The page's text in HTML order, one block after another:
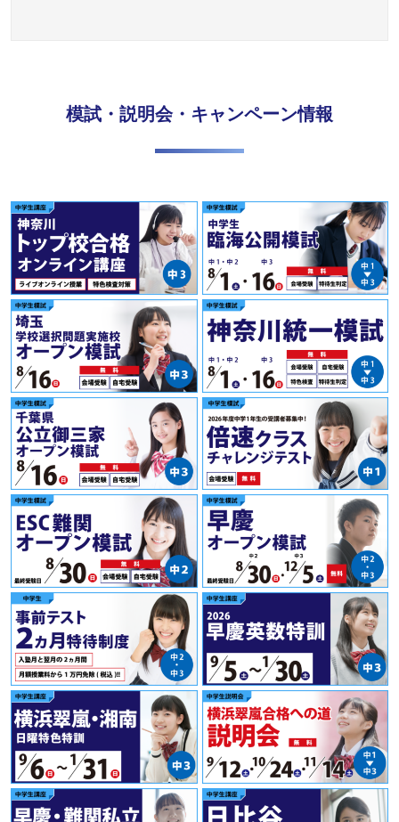
模試・説明会・キャンペーン情報